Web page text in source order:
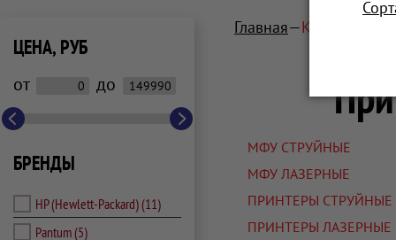
ЦЕНА, РУБ
от до
БРЕНДЫ
HP (Hewlett-Packard)(11)
Pantum(5)
Главная Компьютеры
МФУ СТРУЙНЫЕ
МФУ ЛАЗЕРНЫЕ
ПРИНТЕРЫ СТРУЙНЫЕ
ПРИНТЕРЫ ЛАЗЕРНЫЕ